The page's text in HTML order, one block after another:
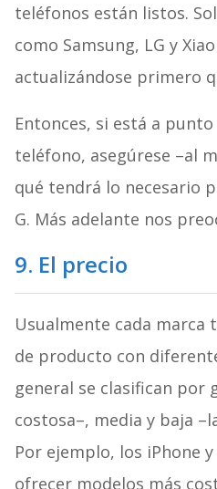
teléfonos están listos.
como Samsung, LG y
actualizándose primero
Entonces, si está a
teléfono, asegúrese –al
qué tendrá lo necesario
G. Más adelante nos
9. El precio
Usualmente cada marca
de producto con
general se clasifican por
costosa–, media y baja
Por ejemplo, los iPhone
ofrecer modelos más